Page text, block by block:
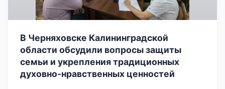
В Черняховске Калининградской
области обсудили вопросы защиты
семьи и укрепления традиционных
духовно-нравственных ценностей